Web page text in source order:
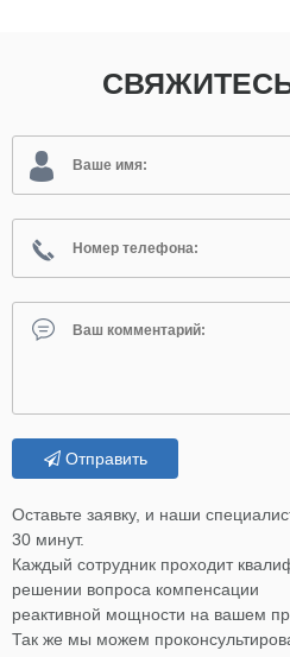
Отправить
Оставьте заявку, и наши
30 минут.
Каждый сотрудник проходит
решении вопроса компенсации
реактивной мощности на вашем
Так же мы можем